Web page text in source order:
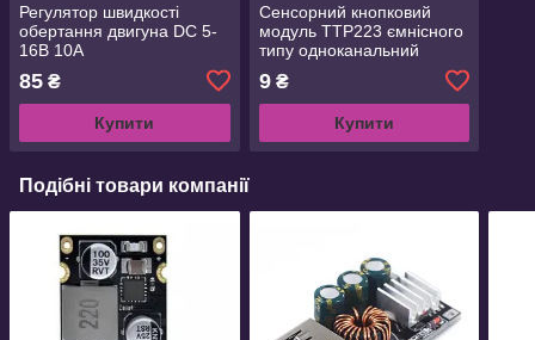
Регулятор швидкості
обертання двигуна DC 5-
16В 10A
85 ₴
Купити
Сенсорний кнопковий
модуль TTP223 ємнісного
типу одноканальний
9₴
Купити
Подібні товари компанії